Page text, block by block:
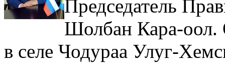
Председатель
Шолбан Кара-оол.
в селе Чодураа Улуг-